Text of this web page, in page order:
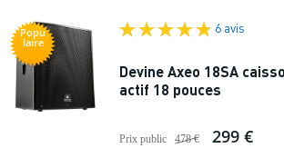
Popu
laire
6 avis
Devine Axeo 18SA
actif 18 pouces
Prix public 478 € 299 €